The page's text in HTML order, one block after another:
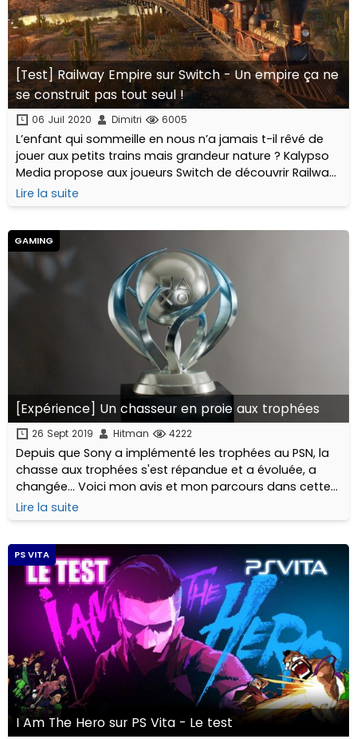
[Test] Railway Empire sur Switch - Un empire ça ne
se construit pas tout seul !
06 Juil 2020 Dimitri 6005
L’enfant qui sommeille en nous n’a jamais t-il rêvé de
jouer aux petits trains mais grandeur nature ? Kalypso
Media propose aux joueurs Switch de découvrir Railway
Empire...
Lire la suite
GAMING
[Expérience] Un chasseur en proie aux trophées
26 Sept 2019 Hitman 4222
Depuis que Sony a implémenté les trophées au PSN, la
chasse aux trophées s'est répandue et a évoluée, a
changée... Voici mon avis et mon parcours dans cette
chasse qui se transforme souvent en addiction.
Lire la suite
PS VITA
I Am The Hero sur PS Vita - Le test